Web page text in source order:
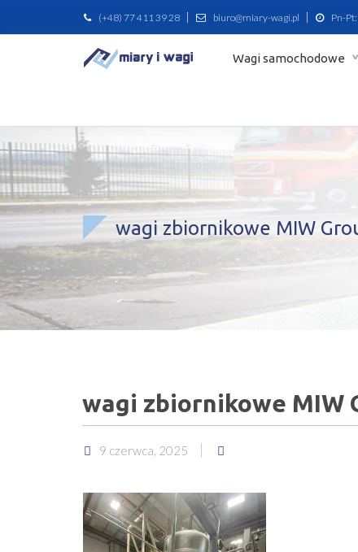
(+48) 77 411 39 28 biuro@miary-wagi.pl Pn-
Wagi samochodowe
wagi zbiornikowe MIW
wagi zbiornikowe MIW
9 czerwca, 2025